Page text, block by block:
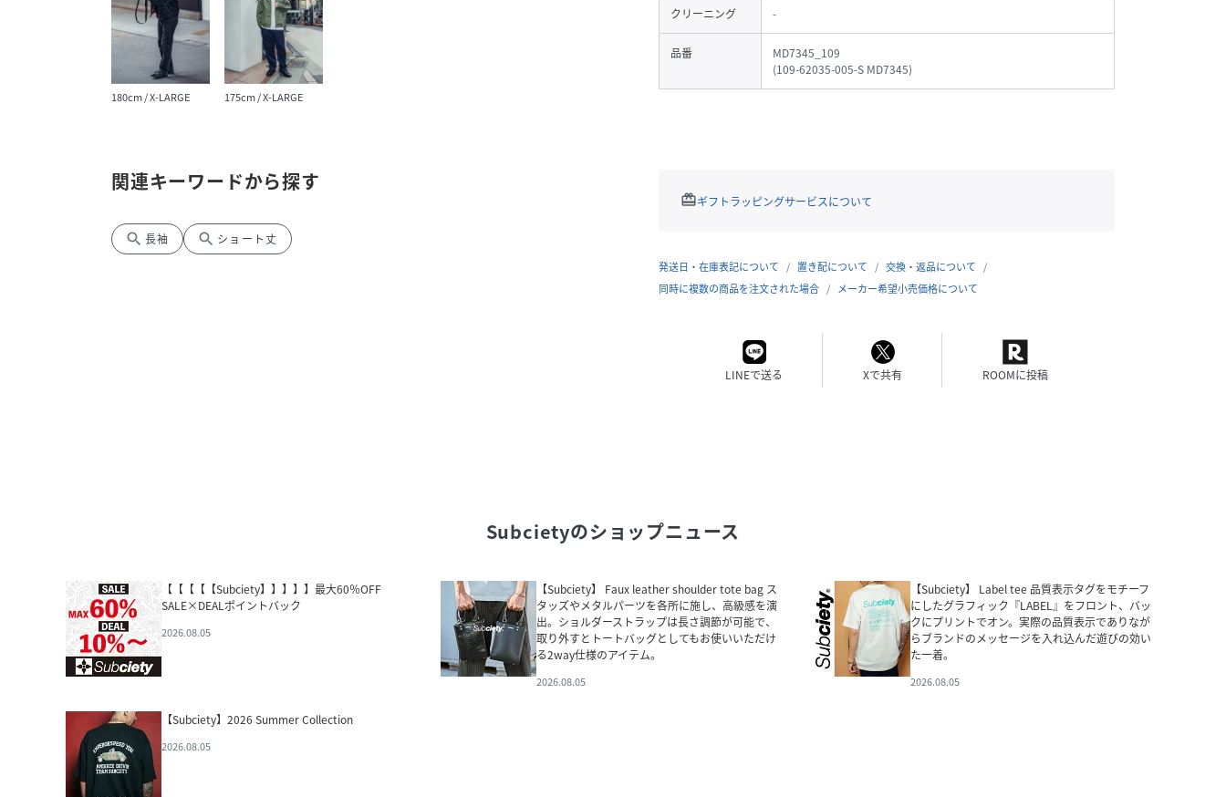
180cm / X-LARGE 175cm / X-LARGE
関連キーワードから探す
search 長袖 search ショート丈
クリーニング -
品番
MD7345_109
(109-62035-005-S MD7345)
redeemギフトラッピングサービスについて
発送日・在庫表記について 置き配について
交換・返品について
同時に複数の商品を注文された場合
メーカー希望小売価格について
LINEで送る Xで共有 ROOMに投稿
Subcietyのショップニュース
【【【【【Subciety】】】】】最大60％OFF
SALE×DEALポイントバック
2026.08.05
【Subciety】 Faux leather shoulder tote bag ス
タッズやメタルパーツを各所に施し、高級感を演
出。ショルダーストラップは長さ調節が可能で、
取り外すとトートバッグとしてもお使いいただけ
る2way仕様のアイテム。
2026.08.05
【Subciety】 Label tee 品質表示タグをモチーフ
にしたグラフィック『LABEL』をフロント、バッ
クにプリントでオン。実際の品質表示でありなが
らブランドのメッセージを入れ込んだ遊びの効い
た一着。
2026.08.05
【Subciety】2026 Summer Collection
2026.08.05